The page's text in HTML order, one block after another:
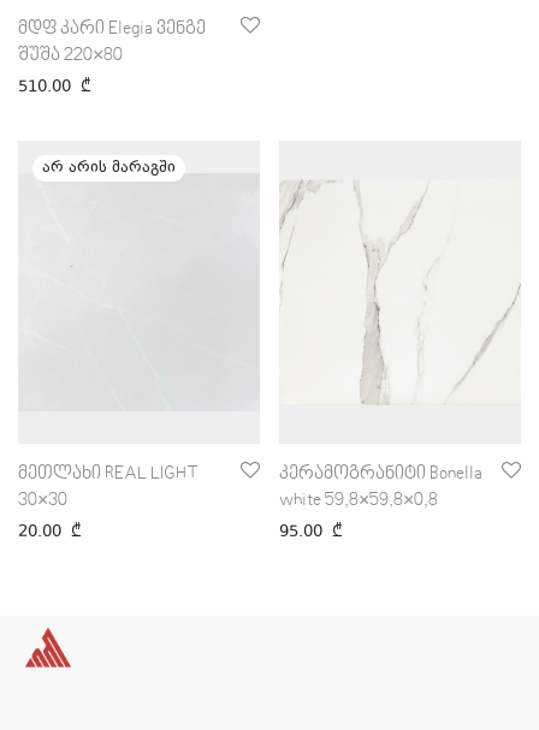
მდფ კარი Elegia ვენგე
შუშა 220×80
510.00 ₾
მეთლახი REAL LIGHT
30×30
20.00 ₾
კერამოგრანიტი Bonella
white 59,8×59,8×0,8
95.00 ₾